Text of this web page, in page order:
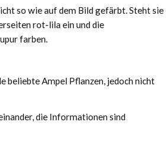
so wie auf dem Bild gefärbt. Steht sie
rot-lila ein und die
farben.
beliebte Ampel Pflanzen, jedoch nicht
die Informationen sind